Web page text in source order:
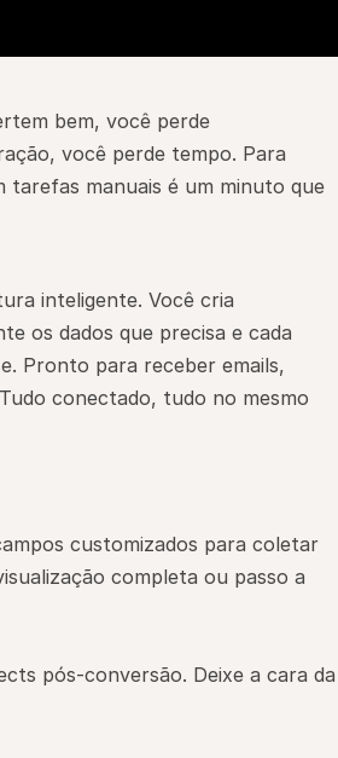
bem, você perde
você perde tempo. Para
tarefas manuais é um minuto que
inteligente. Você cria
os dados que precisa e cada
Pronto para receber emails,
conectado, tudo no mesmo
customizados para coletar
completa ou passo a
pós-conversão. Deixe a cara da